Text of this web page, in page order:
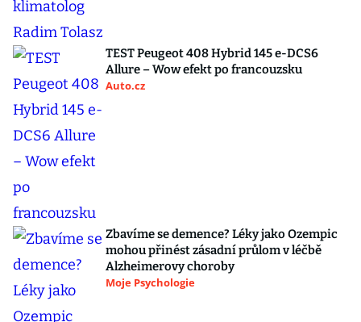
TEST Peugeot 408 Hybrid 145 e-DCS6
Allure – Wow efekt po francouzsku
Auto.cz
Zbavíme se demence? Léky jako Ozempic
mohou přinést zásadní průlom v léčbě
Alzheimerovy choroby
Moje Psychologie